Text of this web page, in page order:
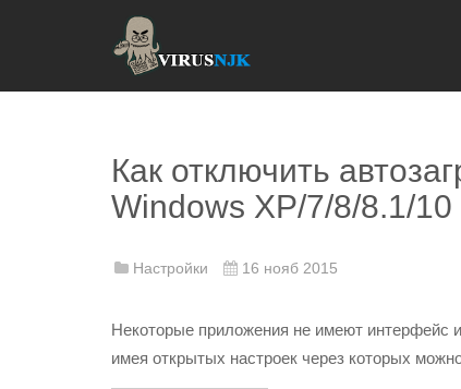
Как отключить
Windows XP/7/8/8.1/10
Настройки 16 нояб 2015
Некоторые приложения не имеют интерфейс
имея открытых настроек через которых